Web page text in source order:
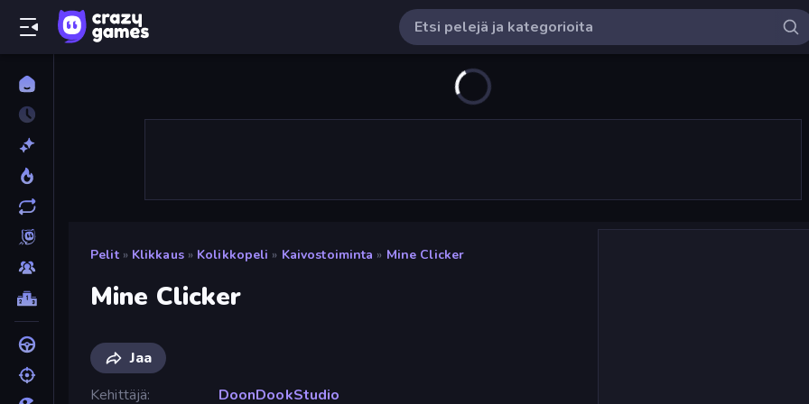
Pelit » Klikkaus » Kolikkopeli » Kaivostoiminta » Mine Clicker
Mine Clicker
Jaa
Kehittäjä
DoonDookStudio